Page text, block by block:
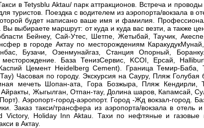
в Tetysblu Aktau/ парк аттракционов. Встреча и
туристов. Поездка с водителем из аэропорта/вокзала в
будет написано ваше имя и фамилия.
выбираете маршрут: от куда и куда вас везти, а также
Бейнеу, Сай-Утес, Шетпе, Жетыбай, Таучик,
в городе Актау по месторождениям
Бузачи, Озенмунайгаз, Станция Опорный,
месторождение. База ТенизСервис, KCOI, Ерсай,
Цемент Heidelberg Cement). Граница Темир-
Часовая по городу. Экскурсия на Сауру, Пляж
мечеть Шопан-ата, Гора Бозжыра, Пляж Кендирли,
Жыгылган, Отпан-тау, Долина шаров, Капамсай,
Аэропорт-город-аэропорт. Город -Жд вокзал-город.
Заказ такси/трансфера из аэропорта/вокзала в
Victory, Holiday Inn Aktau. Тахи по нефтяные и газовые
в Актау.